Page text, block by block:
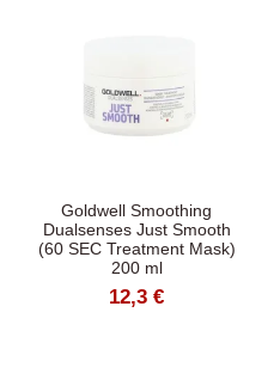
Goldwell Smoothing
Dualsenses Just Smooth
(60 SEC Treatment Mask)
200 ml
12,3 €